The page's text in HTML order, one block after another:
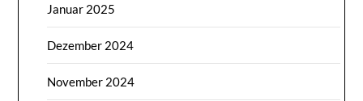
Januar 2025
Dezember 2024
November 2024